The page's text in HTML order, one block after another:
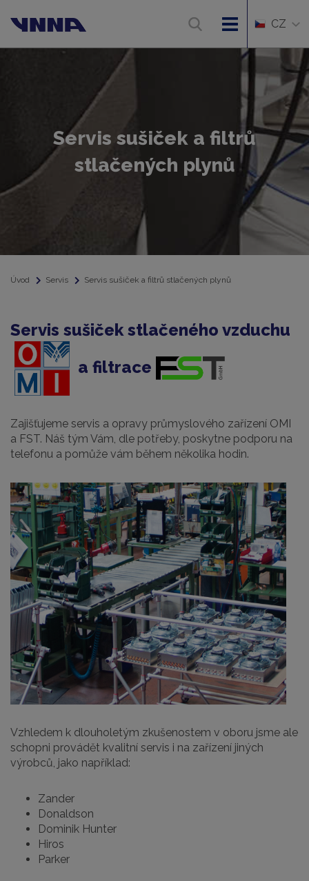
CZ
Servis sušiček a filtrů
stlačených plynů
Úvod Servis Servis sušiček a filtrů stlačených plynů
Servis sušiček stlačeného vzduchu
a filtrace
Zajišťujeme servis a opravy průmyslového zařízení OMI
a FST. Náš tým Vám, dle potřeby, poskytne podporu na
telefonu a pomůže vám během několika hodin.
Vzhledem k dlouholetým zkušenostem v oboru jsme ale
schopni provádět kvalitní servis i na zařízení jiných
výrobců, jako například:
Zander
Donaldson
Dominik Hunter
Hiros
Parker